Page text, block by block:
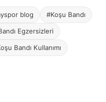
blog #Koşu Bandı
Egzersizleri
Bandı Kullanımı